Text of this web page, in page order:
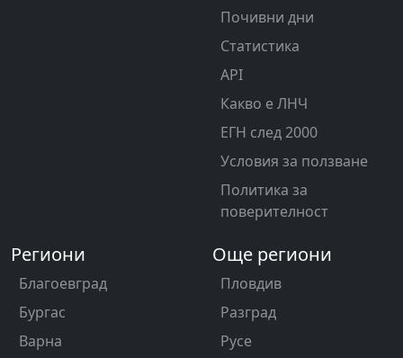
Почивни дни
Статистика
API
Какво е ЛНЧ
ЕГН след 2000
Условия за ползване
Политика за
поверителност
Региони
Благоевград
Бургас
Варна
Още региони
Пловдив
Разград
Русе